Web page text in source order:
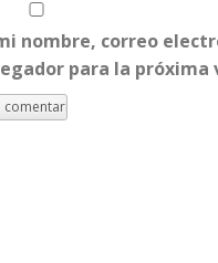
nombre, correo
para la próxima